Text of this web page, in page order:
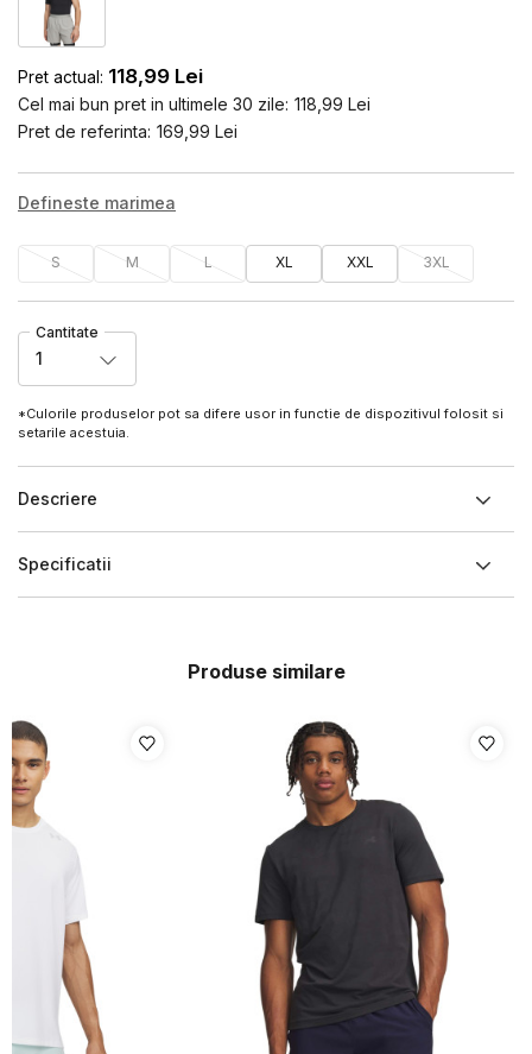
Pret actual: 118,99 Lei
Cel mai bun pret in ultimele 30 zile: 118,99 Lei
Pret de referinta: 169,99 Lei
Defineste marimea
S M L XL XXL 3XL
Cantitate
1
*Culorile produselor pot sa difere usor in functie de dispozitivul folosit si
setarile acestuia.
Descriere
Specificatii
Produse similare